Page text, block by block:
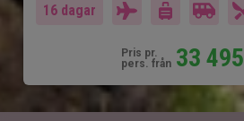
16 dagar
Pris pr.
pers. från 33 495